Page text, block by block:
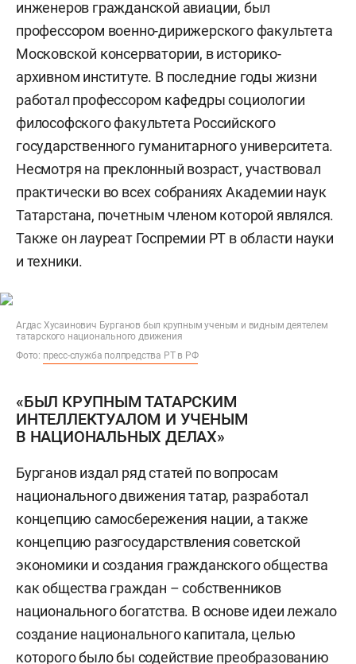
инженеров гражданской авиации, был
профессором военно-дирижерского факультета
Московской консерватории, в историко-
архивном институте. В последние годы жизни
работал профессором кафедры социологии
философского факультета Российского
государственного гуманитарного университета.
Несмотря на преклонный возраст, участвовал
практически во всех собраниях Академии наук
Татарстана, почетным членом которой являлся.
Также он лауреат Госпремии РТ в области науки
и техники.
Агдас Хусаинович Бурганов был крупным ученым и видным деятелем
татарского национального движения
Фото: пресс-служба полпредства РТ в РФ
«БЫЛ КРУПНЫМ ТАТАРСКИМ
ИНТЕЛЛЕКТУАЛОМ И УЧЕНЫМ
В НАЦИОНАЛЬНЫХ ДЕЛАХ»
Бурганов издал ряд статей по вопросам
национального движения татар, разработал
концепцию самосбережения нации, а также
концепцию разгосударствления советской
экономики и создания гражданского общества
как общества граждан – собственников
национального богатства. В основе идеи лежало
создание национального капитала, целью
которого было бы содействие преобразованию